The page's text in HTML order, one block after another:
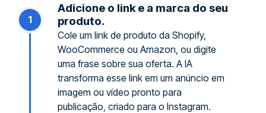
1
Adicione o link e a marca do seu
produto.
Cole um link de produto da Shopify,
WooCommerce ou Amazon, ou digite
uma frase sobre sua oferta. A IA
transforma esse link em um anúncio em
imagem ou vídeo pronto para
publicação, criado para o Instagram.